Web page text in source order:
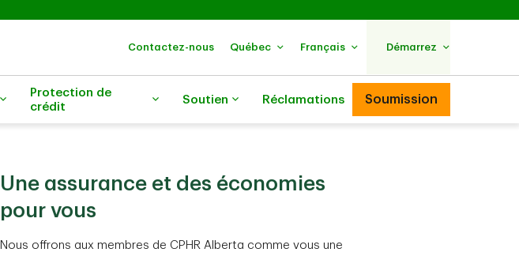
Contactez-nous Québec Français Démarrez
Protection de
crédit
Soutien Réclamations Soumission
Une assurance et des économies
pour vous
Nous offrons aux membres de CPHR Alberta comme vous une